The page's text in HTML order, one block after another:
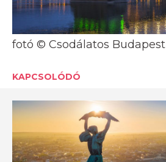
fotó © Csodálatos Budapest
KAPCSOLÓDÓ